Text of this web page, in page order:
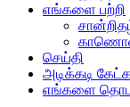
எங்களை பற்றி
செய்தி
அடிக்கடி
எங்களை